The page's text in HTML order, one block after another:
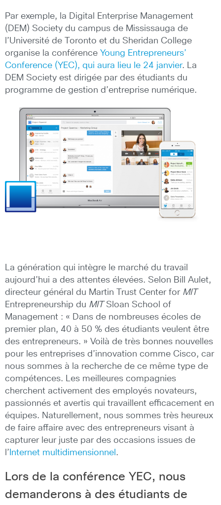
Par exemple, la Digital Enterprise Management
(DEM) Society du campus de Mississauga de
l’Université de Toronto et du Sheridan College
organise la conférence Young Entrepreneurs’
Conference (YEC), qui aura lieu le 24 janvier. La
DEM Society est dirigée par des étudiants du
programme de gestion d’entreprise numérique.
La génération qui intègre le marché du travail
aujourd’hui a des attentes élevées. Selon Bill Aulet,
directeur général du Martin Trust Center for MIT
Entrepreneurship du MITSloan School of
Management : « Dans de nombreuses écoles de
premier plan, 40 à 50 % des étudiants veulent être
des entrepreneurs. » Voilà de très bonnes nouvelles
pour les entreprises d’innovation comme Cisco, car
nous sommes à la recherche de ce même type de
compétences. Les meilleures compagnies
cherchent activement des employés novateurs,
passionnés et avertis qui travaillent efficacement en
équipes. Naturellement, nous sommes très heureux
de faire affaire avec des entrepreneurs visant à
capturer leur juste par des occasions issues de
l’ Internet multidimensionnel .
Lors de la conférence YEC, nous
demanderons à des étudiants de